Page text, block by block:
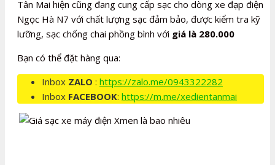
Tân Mai hiện cũng đang cung cấp sạc cho dòng xe đạp điện
Ngọc Hà N7 với chất lượng sạc đảm bảo, được kiểm tra kỹ
lưỡng, sạc chống chai phồng bình với giá là 280.000
Bạn có thể đặt hàng qua:
Inbox ZALO : https://zalo.me/0943322282
Inbox FACEBOOK: https://m.me/xedientanmai